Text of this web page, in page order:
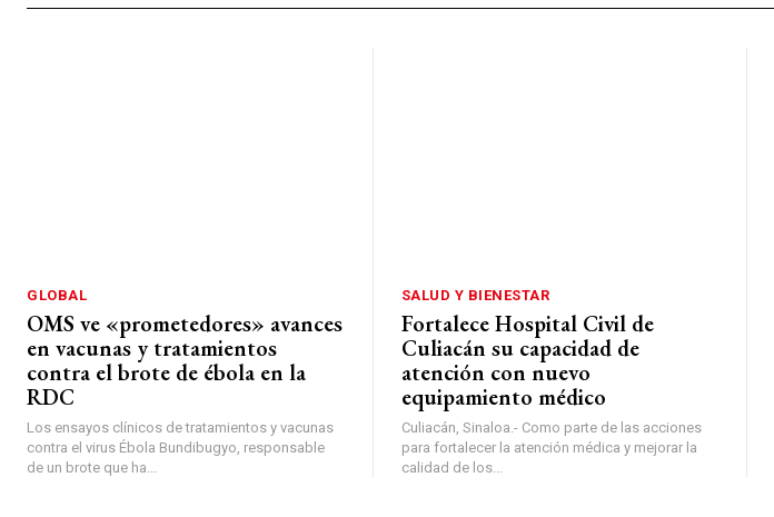
GLOBAL
OMS ve «prometedores» avances
en vacunas y tratamientos
contra el brote de ébola en la
RDC
Los ensayos clínicos de tratamientos y vacunas
contra el virus Ébola Bundibugyo, responsable
de un brote que ha...
SALUD Y BIENESTAR
Fortalece Hospital Civil de
Culiacán su capacidad de
atención con nuevo
equipamiento médico
Culiacán, Sinaloa.- Como parte de las acciones
para fortalecer la atención médica y mejorar la
calidad de los...